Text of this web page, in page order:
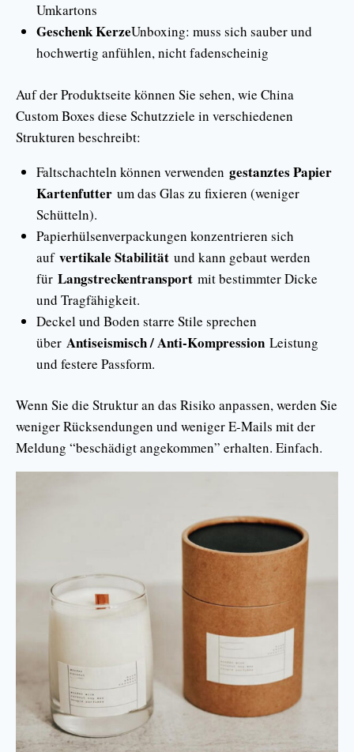
Umkartons
Geschenk KerzeUnboxing: muss sich sauber und
hochwertig anfühlen, nicht fadenscheinig
Auf der Produktseite können Sie sehen, wie China
Custom Boxes diese Schutzziele in verschiedenen
Strukturen beschreibt:
Faltschachteln können verwenden gestanztes Papier
Kartenfutterum das Glas zu fixieren (weniger
Schütteln).
Papierhülsenverpackungen konzentrieren sich
auf vertikale Stabilitätund kann gebaut werden
für Langstreckentransportmit bestimmter Dicke
und Tragfähigkeit.
Deckel und Boden starre Stile sprechen
über Antiseismisch / Anti-KompressionLeistung
und festere Passform.
Wenn Sie die Struktur an das Risiko anpassen, werden Sie
weniger Rücksendungen und weniger E-Mails mit der
Meldung “beschädigt angekommen” erhalten. Einfach.